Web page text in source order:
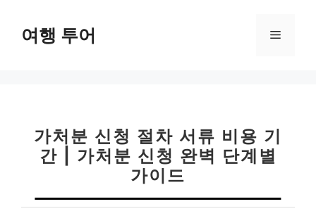
여행 투어 메
가처분 신청 절차 서류 비용 기
간 | 가처분 신청 완벽 단계별
가이드